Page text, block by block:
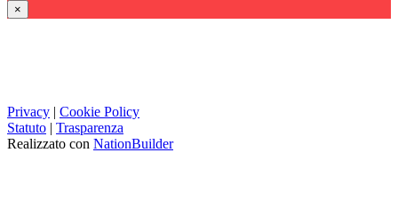
×
Privacy | Cookie Policy
Statuto | Trasparenza
Realizzato con NationBuilder